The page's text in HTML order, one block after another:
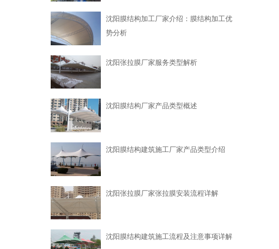
沈阳膜结构加工厂家介绍：膜结构加工优
势分析
沈阳张拉膜厂家服务类型解析
沈阳膜结构厂家产品类型概述
沈阳膜结构建筑施工厂家产品类型介绍
沈阳张拉膜厂家张拉膜安装流程详解
沈阳膜结构建筑施工流程及注意事项详解